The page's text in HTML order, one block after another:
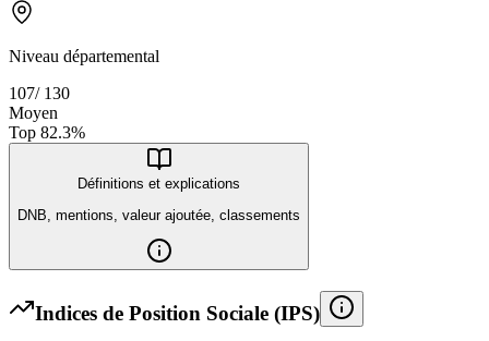
Niveau départemental
107/ 130
Moyen
Top 82.3%
Définitions et explications
DNB, mentions, valeur ajoutée, classements
Indices de Position Sociale (IPS)